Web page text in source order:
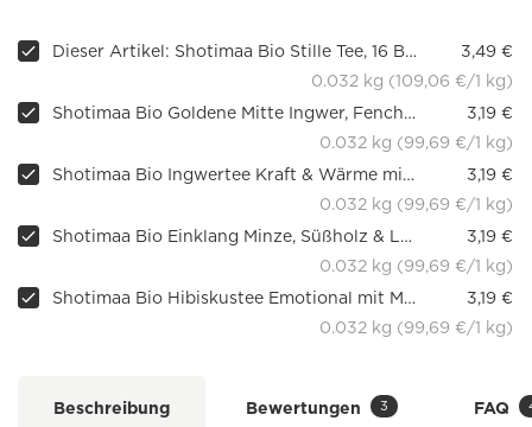
Dieser Artikel: Shotimaa Bio Stille Tee, 16 Beutel
3,49 €
0.032 kg (109,06 €/1 kg)
Shotimaa Bio Goldene Mitte Ingwer, Fenchel & Zimt Tee, 16 Teebeutel
3,19 €
0.032 kg (99,69 €/1 kg)
Shotimaa Bio Ingwertee Kraft & Wärme mit Salbei & Holunder, 16 Teebeutel
3,19 €
0.032 kg (99,69 €/1 kg)
Shotimaa Bio Einklang Minze, Süßholz & Lavendel Tee, 16 Teebeutel
3,19 €
0.032 kg (99,69 €/1 kg)
Shotimaa Bio Hibiskustee Emotional mit Minze & Süßholz, 16 Teebeutel
3,19 €
0.032 kg (99,69 €/1 kg)
Beschreibung Bewertungen 3 FAQ